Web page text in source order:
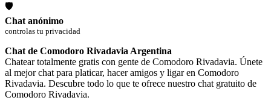
🛡
Chat anónimo
controlas tu privacidad
Chat de Comodoro Rivadavia Argentina
Chatear totalmente gratis con gente de Comodoro Rivadavia. Únete
al mejor chat para platicar, hacer amigos y ligar en Comodoro
Rivadavia. Descubre todo lo que te ofrece nuestro chat gratuito de
Comodoro Rivadavia.